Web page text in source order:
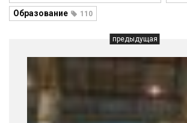
Образование 110
предыдущая